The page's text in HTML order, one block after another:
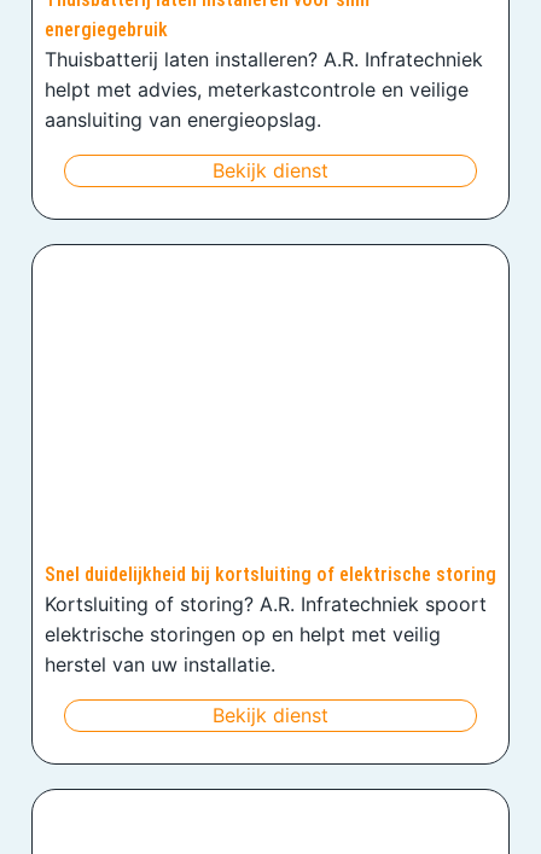
energiegebruik
Thuisbatterij laten installeren? A.R. Infratechniek
helpt met advies, meterkastcontrole en veilige
aansluiting van energieopslag.
Bekijk dienst
Snel duidelijkheid bij kortsluiting of elektrische storing
Kortsluiting of storing? A.R. Infratechniek spoort
elektrische storingen op en helpt met veilig
herstel van uw installatie.
Bekijk dienst